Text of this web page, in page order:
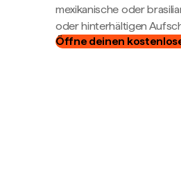
mexikanische oder
oder hinterhältigen
Öffne deinen